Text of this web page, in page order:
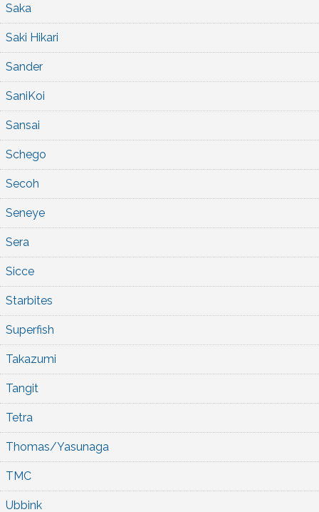
Saka
Saki Hikari
Sander
SaniKoi
Sansai
Schego
Secoh
Seneye
Sera
Sicce
Starbites
Superfish
Takazumi
Tangit
Tetra
Thomas/Yasunaga
TMC
Ubbink